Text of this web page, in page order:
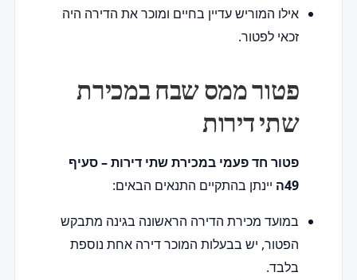
אילו המוריש עדיין בחיים ומוכר את הדירה היה
זכאי לפטור.
פטור ממס שבח במכירת
שתי דירות
פטור חד פעמי במכירת שתי דירות – סעיף
49ה
יינתן בהתקיים התנאים הבאים:
במועד מכירת הדירה הראשונה בגינה מתבקש
הפטור, יש בבעלות המוכר דירה אחת נוספת
בלבד.